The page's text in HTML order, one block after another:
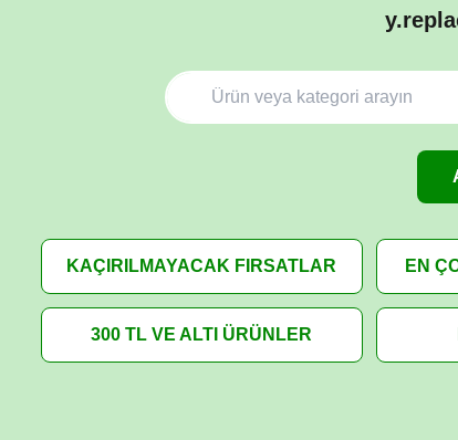
KAÇIRILMAYACAK FIRSATLAR EN
300 TL VE ALTI ÜRÜNLER